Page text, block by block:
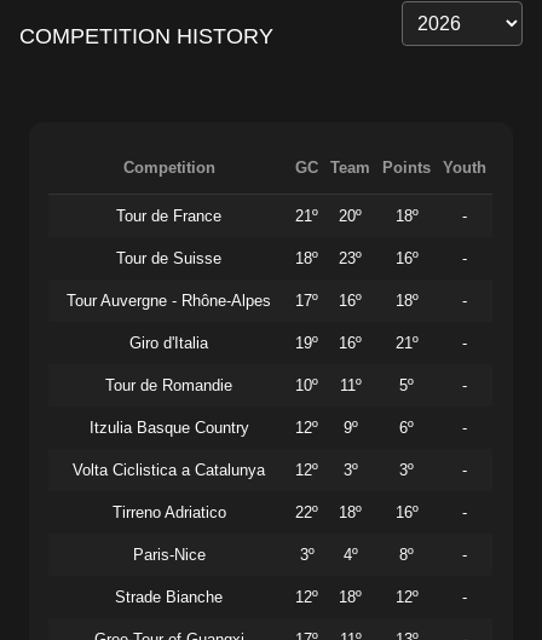
COMPETITION HISTORY
Competition GC Team Points Youth
Tour de France 21º 20º 18º -
Tour de Suisse 18º 23º 16º -
Tour Auvergne - Rhône-Alpes 17º 16º 18º -
Giro d'Italia 19º 16º 21º -
Tour de Romandie 10º 11º 5º -
Itzulia Basque Country 12º 9º 6º -
Volta Ciclistica a Catalunya 12º 3º 3º -
Tirreno Adriatico 22º 18º 16º -
Paris-Nice 3º 4º 8º -
Strade Bianche 12º 18º 12º -